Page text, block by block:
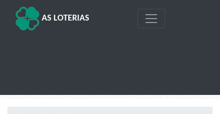
AS LOTERIAS